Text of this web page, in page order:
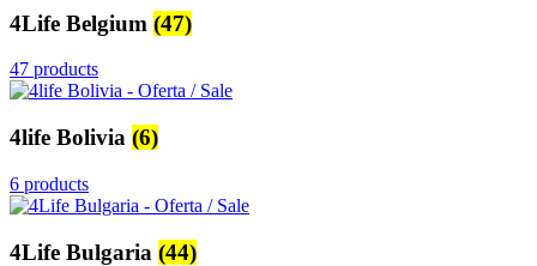
4Life Belgium (47)
47 products
4life Bolivia (6)
6 products
4Life Bulgaria (44)